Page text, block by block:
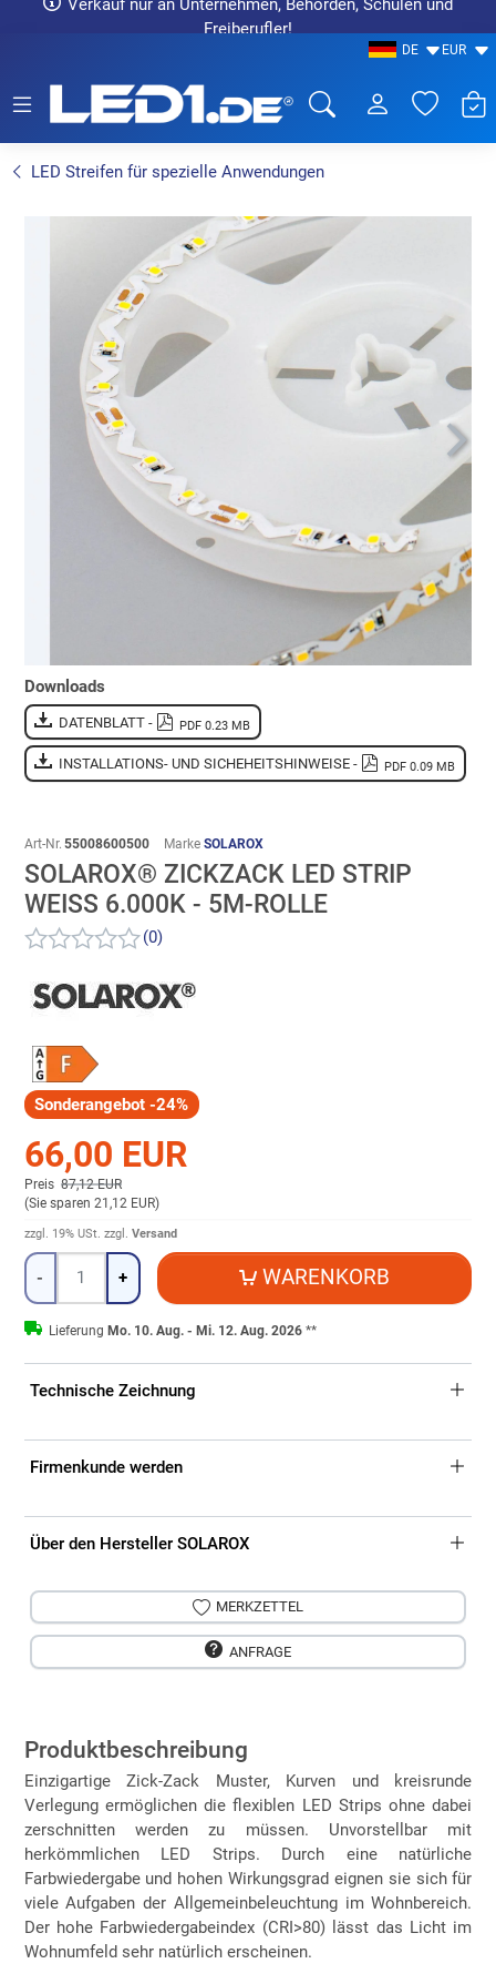
Verkauf nur an Unternehmen, Behörden, Schulen und
Freiberufler!
DE EUR
LED Streifen für spezielle Anwendungen

Downloads
DATENBLATT - PDF 0.23 MB
INSTALLATIONS- UND SICHEHEITSHINWEISE - PDF 0.09 MB
Art-Nr. 55008600500 Marke SOLAROX
SOLAROX® ZICKZACK LED STRIP
WEISS 6.000K - 5M-ROLLE
(0)
Sonderangebot -24%
66,00 EUR
Preis 87,12 EUR
(Sie sparen 21,12 EUR)
zzgl. 19% USt. zzgl. Versand
Menge
- + WARENKORB
Lieferung Mo. 10. Aug. - Mi. 12. Aug. 2026**
Technische Zeichnung
Firmenkunde werden
Über den Hersteller SOLAROX
MERKZETTEL
ANFRAGE
Produktbeschreibung
Einzigartige Zick-Zack Muster, Kurven und kreisrunde
Verlegung ermöglichen die flexiblen LED Strips ohne dabei
zerschnitten werden zu müssen. Unvorstellbar mit
herkömmlichen LED Strips. Durch eine natürliche
Farbwiedergabe und hohen Wirkungsgrad eignen sie sich für
viele Aufgaben der Allgemeinbeleuchtung im Wohnbereich.
Der hohe Farbwiedergabeindex (CRI>80) lässt das Licht im
Wohnumfeld sehr natürlich erscheinen.